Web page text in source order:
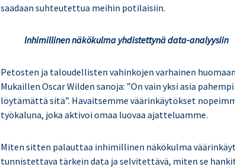
saadaan suhteutettua meihin potilaisiin.
Inhimillinen näkökulma yhdistettynä data-analyysiin
Petosten ja taloudellisten vahinkojen varhainen
Mukaillen Oscar Wilden sanoja: ”On vain yksi asia
löytämättä sitä”. Havaitsemme väärinkäytökset
työkaluna, joka aktivoi omaa luovaa ajatteluamme.
Miten sitten palauttaa inhimillinen näkökulma
tunnistettava tärkein data ja selvitettävä, miten se